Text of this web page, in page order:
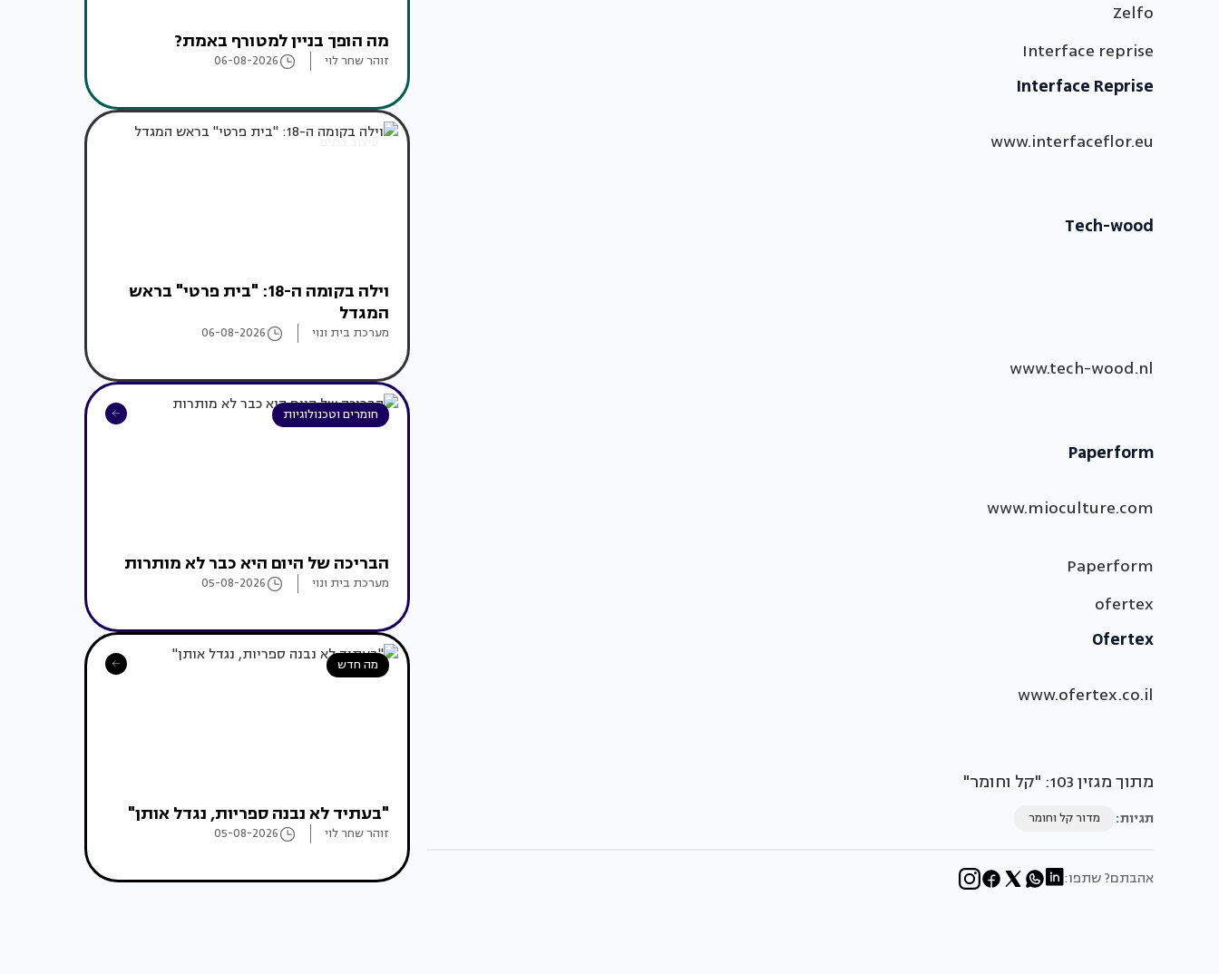
Zelfo
Interface reprise
Interface Reprise
www.interfaceflor.eu
Tech-wood
www.tech-wood.nl
Paperform
www.mioculture.com
Paperform
ofertex
Ofertex
www.ofertex.co.il
מתוך מגזין 103: "קל וחומר"
תגיות: מדור קל וחומר
אהבתם? שתפו:
מה הופך בניין למטורף באמת?
זוהר שחר לוי 06-08-2026
עיצוב בתים
וילה בקומה ה-18: "בית פרטי" בראש
המגדל
מערכת בית ונוי 06-08-2026
חומרים וטכנולוגיות
הבריכה של היום היא כבר לא מותרות
מערכת בית ונוי 05-08-2026
מה חדש
"בעתיד לא נבנה ספריות, נגדל אותן"
זוהר שחר לוי 05-08-2026